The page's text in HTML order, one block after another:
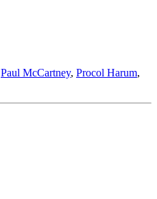
Paul McCartney, Procol Harum,